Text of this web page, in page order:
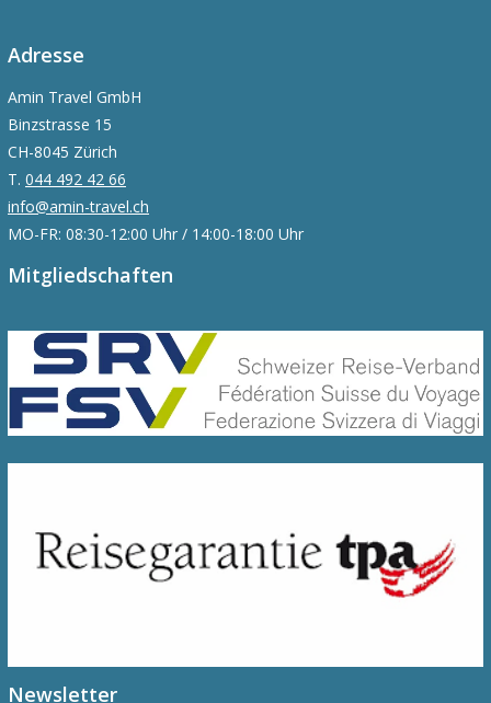
Adresse
Amin Travel GmbH
Binzstrasse 15
CH-8045 Zürich
T. 044 492 42 66
info@amin-travel.ch
MO-FR: 08:30-12:00 Uhr / 14:00-18:00 Uhr
Mitgliedschaften
Newsletter